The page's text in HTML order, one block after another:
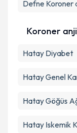
Defne Koroner
Koroner
Hatay Diyabet
Hatay Genel
Hatay Göğüs
Hatay Iskemik